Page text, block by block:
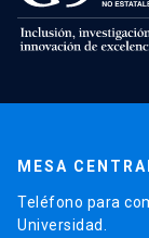
MESA
Teléfono para
Universidad.